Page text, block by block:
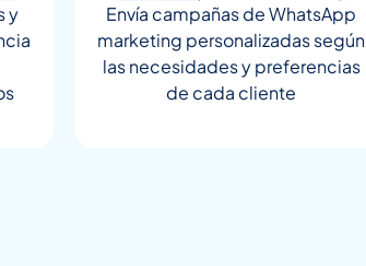
y
Envía campañas de WhatsApp
marketing personalizadas según
las necesidades y preferencias
de cada cliente